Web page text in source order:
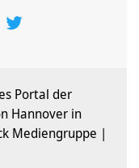
Portal der
Hannover in
Mediengruppe |